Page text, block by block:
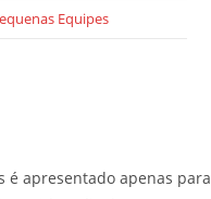
Equipes
é apresentado apenas para